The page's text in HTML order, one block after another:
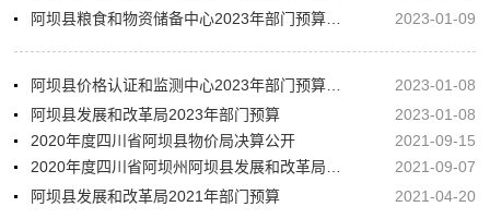
2023-01-09
2023-01-08
阿坝县发展和改革局2023年部门预算
2023-01-08
2020年度四川省阿坝县物价局决算公开
2021-09-15
2021-09-07
阿坝县发展和改革局2021年部门预算
2021-04-20